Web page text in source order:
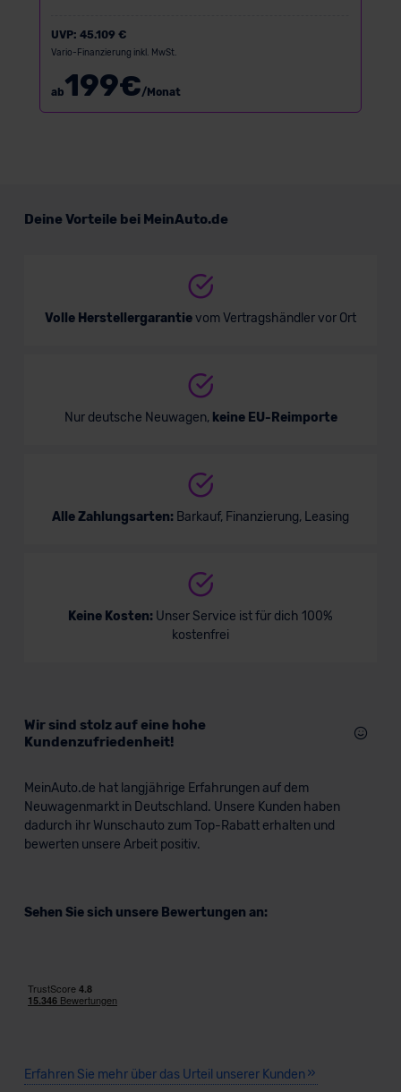
UVP: 45.109 €
Vario-Finanzierung inkl. MwSt.
ab199€/Monat
Deine Vorteile bei MeinAuto.de
Volle Herstellergarantievom Vertragshändler vor Ort
Nur deutsche Neuwagen, keine EU-Reimporte
Alle Zahlungsarten: Barkauf, Finanzierung, Leasing
Keine Kosten: Unser Service ist für dich 100%
kostenfrei
Wir sind stolz auf eine hohe
Kundenzufriedenheit!
MeinAuto.de hat langjährige Erfahrungen auf dem
Neuwagenmarkt in Deutschland. Unsere Kunden haben
dadurch ihr Wunschauto zum Top-Rabatt erhalten und
bewerten unsere Arbeit positiv.
Sehen Sie sich unsere Bewertungen an:
Erfahren Sie mehr über das Urteil unserer Kunden